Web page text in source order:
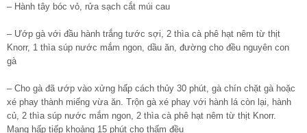
– Hành tây bóc vỏ, rửa sạch cắt múi cau
– Ướp gà với đầu hành trắng tước sợi, 2 thìa cà phê hạt nêm từ thịt
Knorr, 1 thìa súp nước mắm ngon, dầu ăn, đường cho đều nguyên con
gà
– Cho gà đã ướp vào xửng hấp cách thủy 30 phút, gà chín chặt gà hoặc
xé phay thành miếng vừa ăn. Trộn gà xé phay với hành lá còn lại, hành
củ, 2 thìa súp nước mắm ngon, 2 thìa cà phê hạt nêm từ thịt Knorr.
Mang hấp tiếp khoảng 15 phút cho thấm đều